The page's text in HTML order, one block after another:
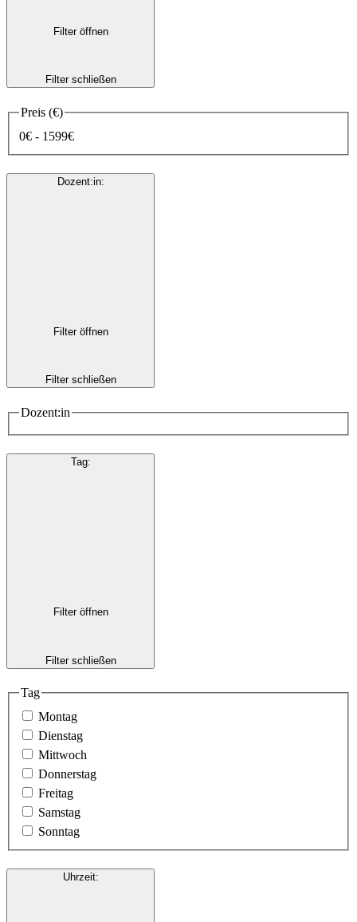
Filter öffnen
Filter schließen
Preis (€)
0€ - 1599€
Dozent:in:
Filter öffnen
Filter schließen
Dozent:in
Tag:
Filter öffnen
Filter schließen
Tag
Montag
Dienstag
Mittwoch
Donnerstag
Freitag
Samstag
Sonntag
Uhrzeit: